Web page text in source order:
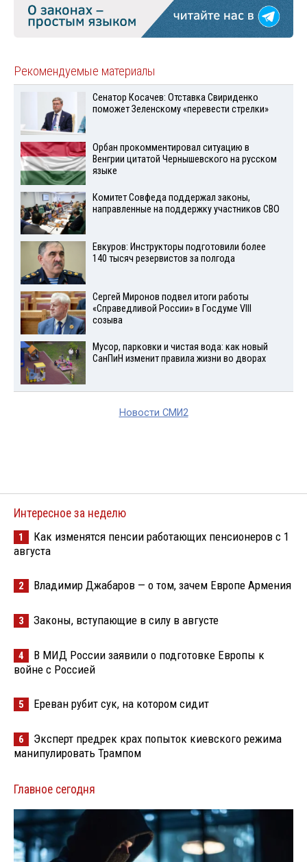
Рекомендуемые материалы
Сенатор Косачев: Отставка Свириденко
поможет Зеленскому «перевести стрелки»
Орбан прокомментировал ситуацию в
Венгрии цитатой Чернышевского на русском
языке
Комитет Совфеда поддержал законы,
направленные на поддержку участников СВО
Евкуров: Инструкторы подготовили более
140 тысяч резервистов за полгода
Сергей Миронов подвел итоги работы
«Справедливой России» в Госдуме VIII
созыва
Мусор, парковки и чистая вода: как новый
СанПиН изменит правила жизни во дворах
Новости СМИ2
Интересное за неделю
1
Как изменятся пенсии работающих пенсионеров с 1
августа
2 Владимир Джабаров — о том, зачем Европе Армения
3 Законы, вступающие в силу в августе
4
В МИД России заявили о подготовке Европы к
войне с Россией
5 Ереван рубит сук, на котором сидит
6
Эксперт предрек крах попыток киевского режима
манипулировать Трампом
Главное сегодня